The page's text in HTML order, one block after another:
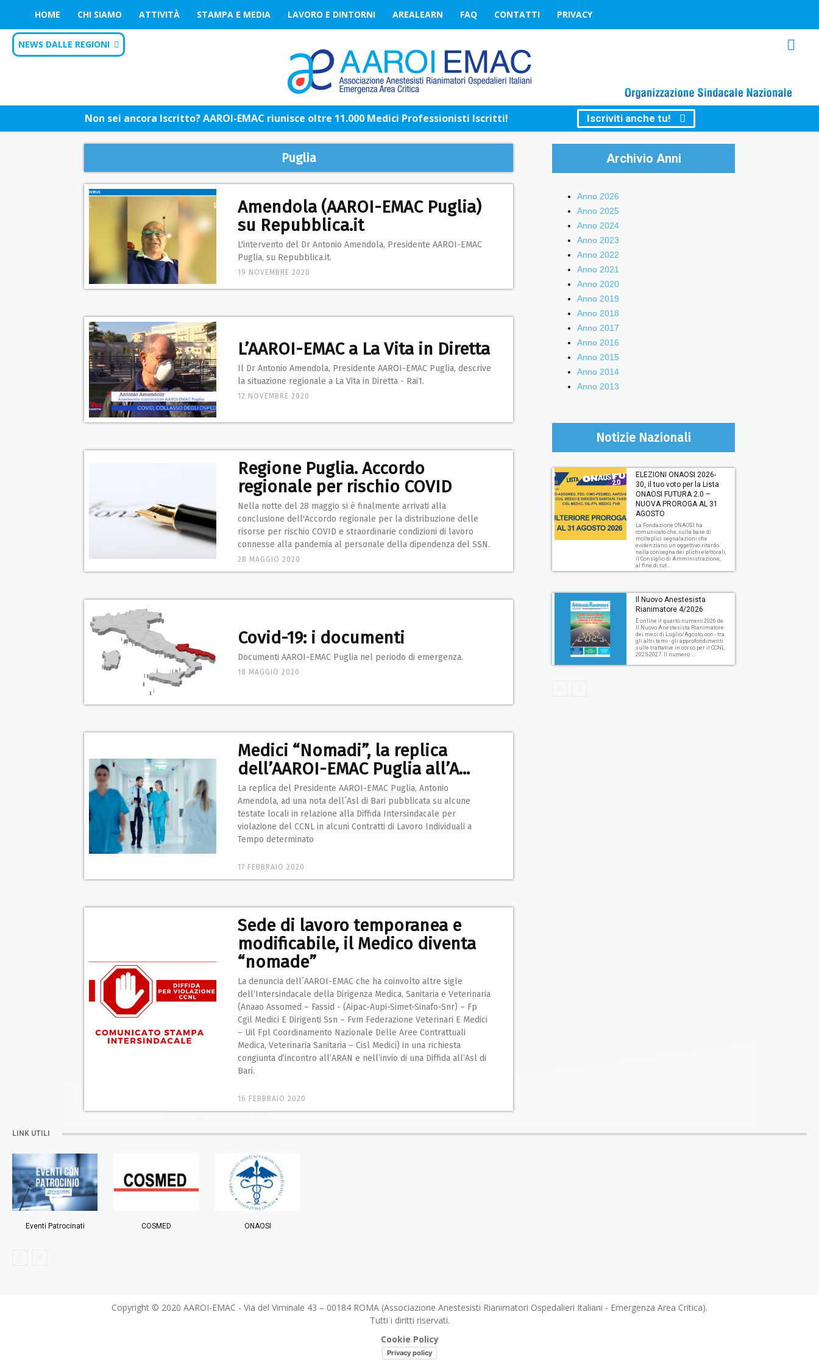
HOME CHI SIAMO ATTIVITÀ STAMPA E MEDIA LAVORO E DINTORNI AREALEARN FAQ CONTATTI PRIVACY
NEWS DALLE REGIONI
Non sei ancora Iscritto? AAROI-EMAC riunisce oltre 11.000 Medici Professionisti Iscritti! Iscriviti anche tu!
Puglia
Amendola (AAROI-EMAC Puglia)
su Repubblica.it
L'intervento del Dr Antonio Amendola, Presidente AAROI-EMAC
Puglia, su Repubblica.it.
19 NOVEMBRE 2020
L’AAROI-EMAC a La Vita in Diretta
Il Dr Antonio Amendola, Presidente AAROI-EMAC Puglia, descrive
la situazione regionale a La Vita in Diretta - Rai1.
12 NOVEMBRE 2020
Regione Puglia. Accordo
regionale per rischio COVID
Nella notte del 28 maggio si è finalmente arrivati alla
conclusione dell'Accordo regionale per la distribuzione delle
risorse per rischio COVID e straordinarie condizioni di lavoro
connesse alla pandemia al personale della dipendenza del SSN.
28 MAGGIO 2020
Covid-19: i documenti
Documenti AAROI-EMAC Puglia nel periodo di emergenza.
18 MAGGIO 2020
Medici “Nomadi”, la replica
dell’AAROI-EMAC Puglia all’A...
La replica del Presidente AAROI-EMAC Puglia, Antonio
Amendola, ad una nota dell´Asl di Bari pubblicata su alcune
testate locali in relazione alla Diffida Intersindacale per
violazione del CCNL in alcuni Contratti di Lavoro Individuali a
Tempo determinato
17 FEBBRAIO 2020
Sede di lavoro temporanea e
modificabile, il Medico diventa
“nomade”
La denuncia dell´AAROI-EMAC che ha coinvolto altre sigle
dell’Intersindacale della Dirigenza Medica, Sanitaria e Veterinaria
(Anaao Assomed – Fassid - (Aipac-Aupi-Simet-Sinafo-Snr) – Fp
Cgil Medici E Dirigenti Ssn – Fvm Federazione Veterinari E Medici
– Uil Fpl Coordinamento Nazionale Delle Aree Contrattuali
Medica, Veterinaria Sanitaria – Cisl Medici) in una richiesta
congiunta d’incontro all’ARAN e nell’invio di una Diffida all’Asl di
Bari.
16 FEBBRAIO 2020
Archivio Anni
Anno 2026
Anno 2025
Anno 2024
Anno 2023
Anno 2022
Anno 2021
Anno 2020
Anno 2019
Anno 2018
Anno 2017
Anno 2016
Anno 2015
Anno 2014
Anno 2013
Notizie Nazionali
ELEZIONI ONAOSI 2026-
30, il tuo voto per la Lista
ONAOSI FUTURA 2.0 –
NUOVA PROROGA AL 31
AGOSTO
La Fondazione ONAOSI ha
comunicato che, sulla base di
molteplici segnalazioni che
evidenziano un oggettivo ritardo
nella consegna dei plichi elettorali,
il Consiglio di Amministrazione,
al fine di tut...
Il Nuovo Anestesista
Rianimatore 4/2026
È online il quarto numero 2026 de
Il Nuovo Anestesista Rianimatore
dei mesi di Luglio/Agosto, con - tra
gli altri temi - gli approfondimenti
sulle trattative in corso per il CCNL
2025-2027. Il numero ...
LINK UTILI
Eventi Patrocinati COSMED ONAOSI
Copyright © 2020 AAROI-EMAC - Via del Viminale 43 – 00184 ROMA (Associazione Anestesisti Rianimatori Ospedalieri Italiani - Emergenza Area Critica).
Tutti i diritti riservati.
Cookie Policy
Privacy policy